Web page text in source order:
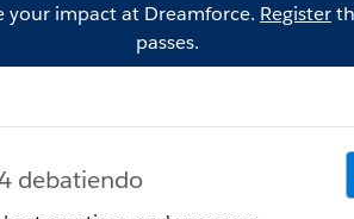
your impact at Dreamforce. Register
passes.
debatiendo